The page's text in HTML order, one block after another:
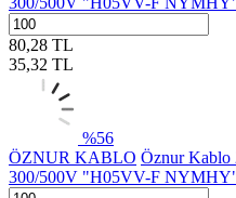
80,28 TL
35,32 TL
%56
ÖZNUR KABLO Öznur Kablo
300/500V "H05VV-F